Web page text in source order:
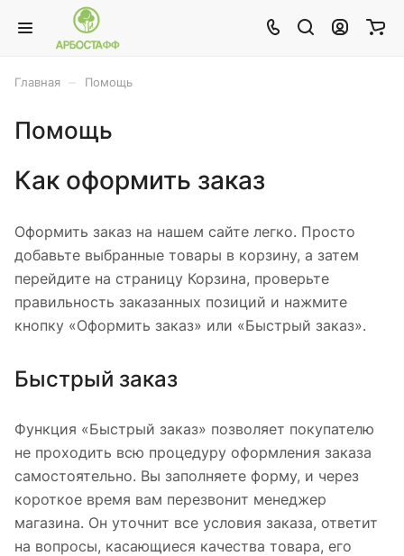
Главная Помощь
Помощь
Как оформить заказ
Оформить заказ на нашем сайте легко. Просто
добавьте выбранные товары в корзину, а затем
перейдите на страницу Корзина, проверьте
правильность заказанных позиций и нажмите
кнопку «Оформить заказ» или «Быстрый заказ».
Быстрый заказ
Функция «Быстрый заказ» позволяет покупателю
не проходить всю процедуру оформления заказа
самостоятельно. Вы заполняете форму, и через
короткое время вам перезвонит менеджер
магазина. Он уточнит все условия заказа, ответит
на вопросы, касающиеся качества товара, его